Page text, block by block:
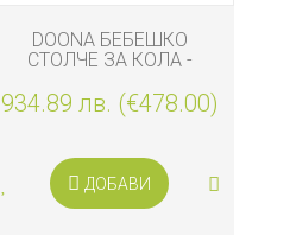
DOONA БЕБЕШКО
СТОЛЧЕ ЗА КОЛА -
NITRO BLACK
934.89 лв. (€478.00)
ДОБАВИ